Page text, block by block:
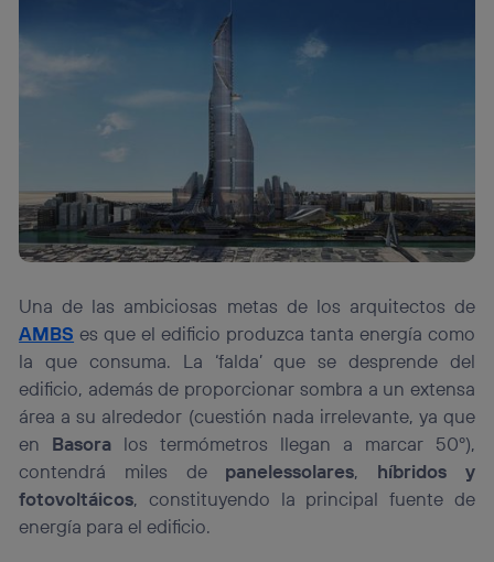
Una de las ambiciosas metas de los arquitectos de
AMBS es que el edificio produzca tanta energía como
la que consuma. La ‘falda’ que se desprende del
edificio, además de proporcionar sombra a un extensa
área a su alrededor (cuestión nada irrelevante, ya que
en Basora los termómetros llegan a marcar 50º),
contendrá miles de panelessolares, híbridos y
fotovoltáicos, constituyendo la principal fuente de
energía para el edificio.
navegación del usuario del móvil.
Puedes gestionar los consentimientos Utiq seleccionando
“Administrar Utiq” en la parte inferior de esta página web o
portal de privacidad de Utiq
(“consenthub”)
. Para más información, consulta
política de privacidad de Utiq